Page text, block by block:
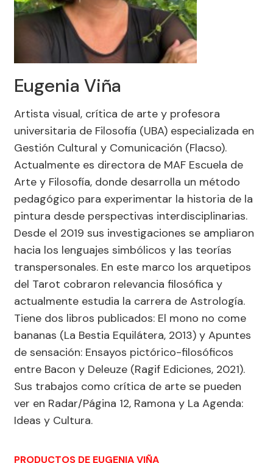
Eugenia Viña
Artista visual, crítica de arte y profesora
universitaria de Filosofía (UBA) especializada en
Gestión Cultural y Comunicación (Flacso).
Actualmente es directora de MAF Escuela de
Arte y Filosofía, donde desarrolla un método
pedagógico para experimentar la historia de la
pintura desde perspectivas interdisciplinarias.
Desde el 2019 sus investigaciones se ampliaron
hacia los lenguajes simbólicos y las teorías
transpersonales. En este marco los arquetipos
del Tarot cobraron relevancia filosófica y
actualmente estudia la carrera de Astrología.
Tiene dos libros publicados: El mono no come
bananas (La Bestia Equilátera, 2013) y Apuntes
de sensación: Ensayos pictórico-filosóficos
entre Bacon y Deleuze (Ragif Ediciones, 2021).
Sus trabajos como crítica de arte se pueden
ver en Radar/Página 12, Ramona y La Agenda:
Ideas y Cultura.
PRODUCTOS DE EUGENIA VIÑA